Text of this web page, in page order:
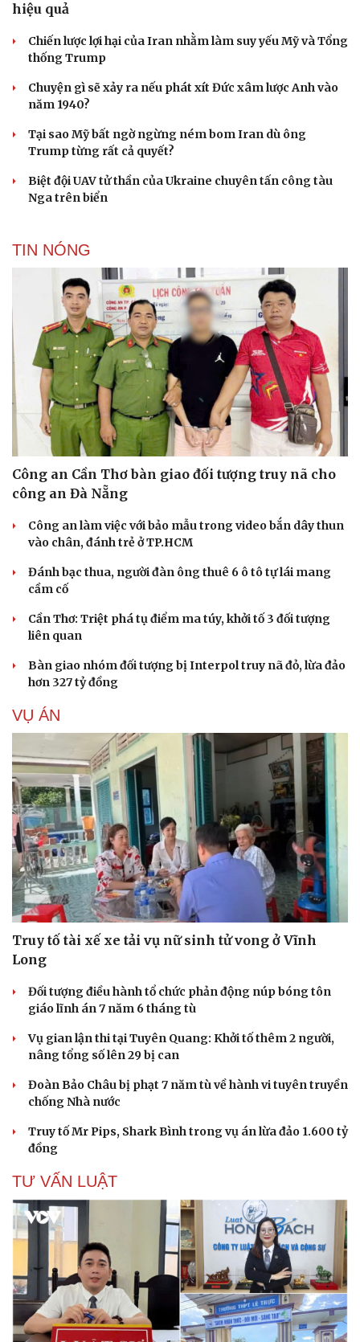
Du lịch
Săn Tour
check-in
Đọc truyện đêm khuya
Kể chuyện cho bé
Hạt giống tâm hồn
Cải chính
hiệu quả
Chiến lược lợi hại của Iran nhằm làm suy yếu Mỹ và Tổng
thống Trump
Chuyện gì sẽ xảy ra nếu phát xít Đức xâm lược Anh vào
năm 1940?
Tại sao Mỹ bất ngờ ngừng ném bom Iran dù ông
Trump từng rất cả quyết?
Biệt đội UAV tử thần của Ukraine chuyên tấn công tàu
Nga trên biển
TIN NÓNG
Công an Cần Thơ bàn giao đối tượng truy nã cho
công an Đà Nẵng
Công an làm việc với bảo mẫu trong video bắn dây thun
vào chân, đánh trẻ ở TP.HCM
Đánh bạc thua, người đàn ông thuê 6 ô tô tự lái mang
cầm cố
Cần Thơ: Triệt phá tụ điểm ma túy, khởi tố 3 đối tượng
liên quan
Bàn giao nhóm đối tượng bị Interpol truy nã đỏ, lừa đảo
hơn 327 tỷ đồng
VỤ ÁN
Truy tố tài xế xe tải vụ nữ sinh tử vong ở Vĩnh
Long
Đối tượng điều hành tổ chức phản động núp bóng tôn
giáo lĩnh án 7 năm 6 tháng tù
Vụ gian lận thi tại Tuyên Quang: Khởi tố thêm 2 người,
nâng tổng số lên 29 bị can
Đoàn Bảo Châu bị phạt 7 năm tù về hành vi tuyên truyền
chống Nhà nước
Truy tố Mr Pips, Shark Bình trong vụ án lừa đảo 1.600 tỷ
đồng
TƯ VẤN LUẬT